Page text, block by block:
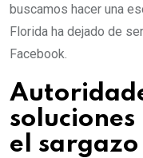
buscamos hacer una
Florida ha dejado de
Facebook.
el sargazo